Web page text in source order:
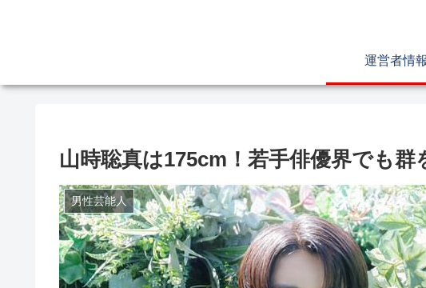
運営者情報
山時聡真は175cm！若手俳優界でも群
男性芸能人